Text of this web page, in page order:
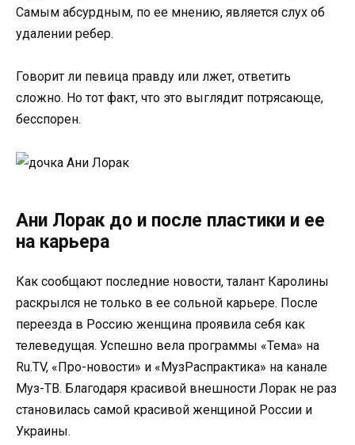
Самым абсурдным, по ее мнению, является слух об
удалении ребер.
Говорит ли певица правду или лжет, ответить
сложно. Но тот факт, что это выглядит потрясающе,
бесспорен.
Ани Лорак до и после пластики и ее
на карьера
Как сообщают последние новости, талант Каролины
раскрылся не только в ее сольной карьере. После
переезда в Россию женщина проявила себя как
телеведущая. Успешно вела программы «Тема» на
Ru.TV, «Про-новости» и «МузРаспрактика» на канале
Муз-ТВ. Благодаря красивой внешности Лорак не раз
становилась самой красивой женщиной России и
Украины.